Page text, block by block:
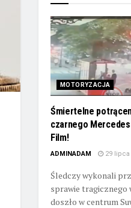
MOTORYZACJA
Śmiertelne
czarnego
Film!
ADMINADAM 29 lipca
Śledczy wykonali
sprawie tragicznego
doszło w centrum